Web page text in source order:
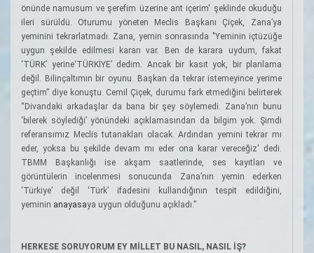
önünde namusum ve şerefim üzerine ant içerim' şeklinde okuduğu
ileri sürüldü. Oturumu yöneten Meclis Başkanı Çiçek, Zana’ya
yeminini tekrarlatmadı. Zana, yemin sonrasında "Yeminin içtüzüğe
uygun şekilde edilmesi kararı var. Ben de karara uydum, fakat
‘TÜRK’ yerine‘TÜRKİYE’ dedim. Ancak bir kasıt yok, bir planlama
değil. Bilinçaltımın bir oyunu. Başkan da tekrar istemeyince yerime
geçtim” diye konuştu. Cemil Çiçek, durumu fark etmediğini belirterek
“Divandaki arkadaşlar da bana bir şey söylemedi. Zana’nın bunu
‘bilerek söylediği’ yönündeki açıklamasından da bilgim yok. Şimdi
referansımız Meclis tutanakları olacak. Ardından yemini tekrar mı
eder, yoksa bu şekilde devam mı eder ona karar vereceğiz' dedi.
TBMM Başkanlığı ise akşam saatlerinde, ses kayıtları ve
görüntülerin incelenmesi sonucunda Zana’nın yemin ederken
‘Türkiye’ değil ‘Türk’ ifadesini kullandığının tespit edildiğini,
yeminin anayasaya uygun olduğunu açıkladı.”
HERKESE SORUYORUM EY MİLLET BU NASIL, NASIL İŞ?